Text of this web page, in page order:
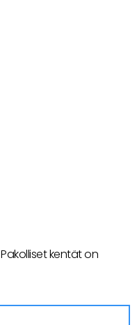
Pakolliset kentät on